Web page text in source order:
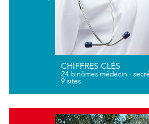
CHIFFRES CLÉS
24 binômes médecin -
9 sites